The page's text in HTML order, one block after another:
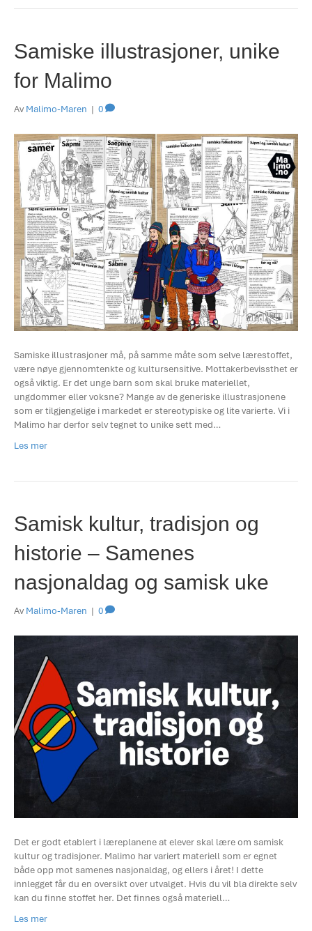
Samiske illustrasjoner, unike
for Malimo
Av Malimo-Maren | 0
Samiske illustrasjoner må, på samme måte som selve lærestoffet,
være nøye gjennomtenkte og kultursensitive. Mottakerbevissthet er
også viktig. Er det unge barn som skal bruke materiellet,
ungdommer eller voksne? Mange av de generiske illustrasjonene
som er tilgjengelige i markedet er stereotypiske og lite varierte. Vi i
Malimo har derfor selv tegnet to unike sett med…
Les mer
Samisk kultur, tradisjon og
historie – Samenes
nasjonaldag og samisk uke
Av Malimo-Maren | 0
Det er godt etablert i læreplanene at elever skal lære om samisk
kultur og tradisjoner. Malimo har variert materiell som er egnet
både opp mot samenes nasjonaldag, og ellers i året! I dette
innlegget får du en oversikt over utvalget. Hvis du vil bla direkte selv
kan du finne stoffet her. Det finnes også materiell…
Les mer